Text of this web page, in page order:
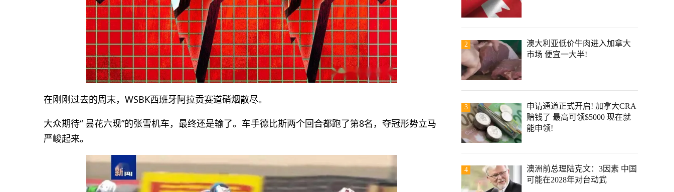
在刚刚过去的周末，WSBK西班牙阿拉贡赛道硝烟散尽。
大众期待“ 昙花六现”的张雪机车，最终还是输了。车手德比斯两个回合都跑了第8名，夺冠形势立马
严峻起来。
2
澳大利亚低价牛肉进入加拿大
市场 便宜一大半!
3
申请通道正式开启! 加拿大CRA
赔钱了 最高可领$5000 现在就
能申领!
4
澳洲前总理陆克文：3因素 中国
可能在2028年对台动武